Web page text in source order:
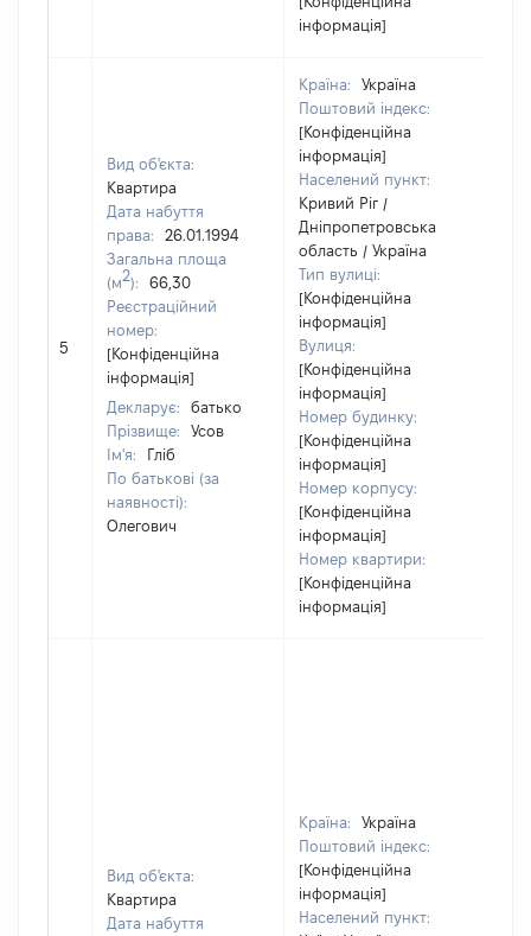
інформація]
5
Вид об'єкта:
Квартира
Дата набуття
права:
26.01.1994
Загальна площа
(м2):
66,30
Реєстраційний
номер:
[Конфіденційна
інформація]
Декларує:
батько
Прізвище:
Усов
Ім'я:
Гліб
По батькові (за
наявності):
Олегович
Країна:
Україна
Поштовий індекс:
[Конфіденційна
інформація]
Населений пункт:
Кривий Ріг /
Дніпропетровська
область / Україна
Тип вулиці:
[Конфіденційна
інформація]
Вулиця:
[Конфіденційна
інформація]
Номер будинку:
[Конфіденційна
інформація]
Номер корпусу:
[Конфіденційна
інформація]
Номер квартири:
[Конфіденційна
інформація]
Вид об'єкта:
Квартира
Дата набуття
Країна:
Україна
Поштовий індекс:
[Конфіденційна
інформація]
Населений пункт: